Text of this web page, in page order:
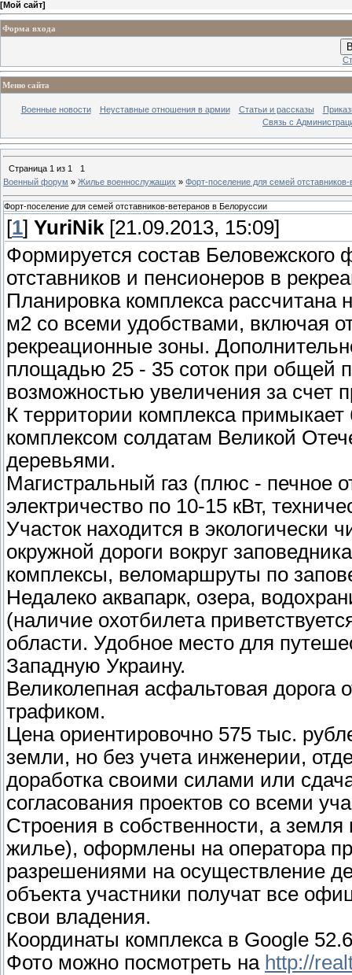
[Мой сайт]
Форма входа
Меню сайта
Военные новости Неуставные отношения в армии Статьи и рассказы
Связь с
Страница 1 из 1
1
Военный форум » Жилье военнослужащих » Форт-поселение для семей
Форт-поселение для семей отставников-ветеранов в Белоруссии
[1] YuriNik [21.09.2013, 15:09]
Формируется состав
отставников и пенсионеров в
Планировка комплекса рассчитана
м2 со всеми удобствами, включая
рекреационные зоны.
площадью 25 - 35 соток при общей
возможностью увеличения за счет
К территории комплекса
комплексом солдатам Великой
деревьями.
Магистральный газ (плюс - печное
электричество по 10-15 кВт,
Участок находится в экологически
окружной дороги вокруг
комплексы, веломаршруты по
Недалеко аквапарк, озера,
(наличие охотбилета
области. Удобное место для
Западную Украину.
Великолепная асфальтовая
трафиком.
Цена ориентировочно 575 тыс.
земли, но без учета инженерии,
доработка своими силами или
согласования проектов со всеми
Строения в собственности, а
жилье), оформлены на оператора
разрешениями на осуществление
объекта участники получат все
свои владения.
Координаты комплекса в Google
Фото можно посмотреть на http://